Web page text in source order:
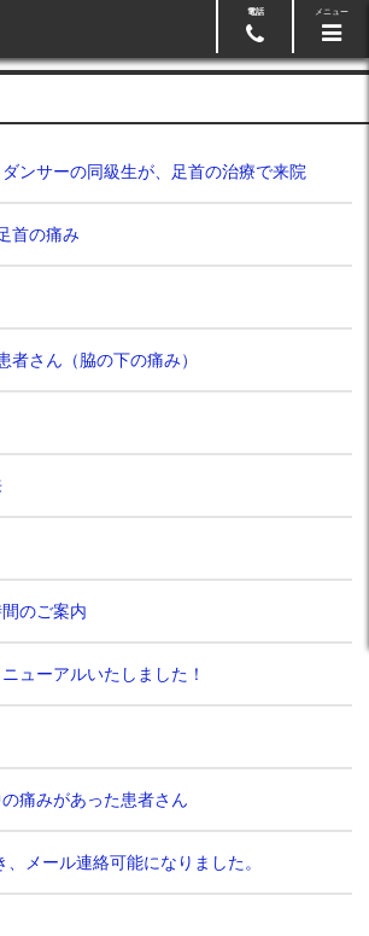
電話 メニュー
ンサーの同級生が、足首の治療で来院
首の痛み
者さん（脇の下の痛み）
のご案内
ューアルいたしました！
痛みがあった患者さん
、メール連絡可能になりました。
約 04-7192-8248